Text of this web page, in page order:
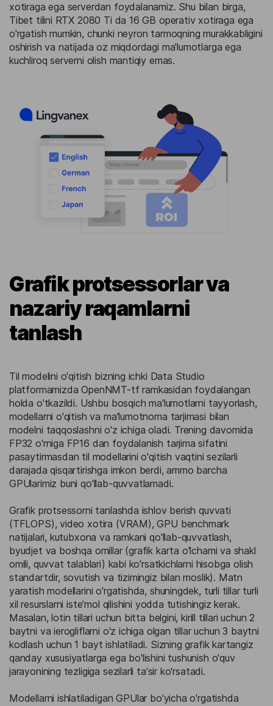
xotiraga ega serverdan foydalanamiz. Shu bilan birga,
Tibet tilini RTX 2080 Ti da 16 GB operativ xotiraga ega
o'rgatish mumkin, chunki neyron tarmoqning murakkabligini
oshirish va natijada oz miqdordagi ma'lumotlarga ega
kuchliroq serverni olish mantiqiy emas.
Grafik protsessorlar va
nazariy raqamlarni
tanlash
Til modelini o'qitish bizning ichki Data Studio
platformamizda OpenNMT-tf ramkasidan foydalangan
holda o'tkazildi. Ushbu bosqich ma'lumotlarni tayyorlash,
modellarni o'qitish va ma'lumotnoma tarjimasi bilan
modelni taqqoslashni o'z ichiga oladi. Trening davomida
FP32 o'rniga FP16 dan foydalanish tarjima sifatini
pasaytirmasdan til modellarini o'qitish vaqtini sezilarli
darajada qisqartirishga imkon berdi, ammo barcha
GPUlarimiz buni qo'llab-quvvatlamadi.
Grafik protsessorni tanlashda ishlov berish quvvati
(TFLOPS), video xotira (VRAM), GPU benchmark
natijalari, kutubxona va ramkani qo'llab-quvvatlash,
byudjet va boshqa omillar (grafik karta o'lchami va shakl
omili, quvvat talablari) kabi ko'rsatkichlarni hisobga olish
standartdir, sovutish va tizimingiz bilan moslik). Matn
yaratish modellarini o'rgatishda, shuningdek, turli tillar turli
xil resurslarni iste'mol qilishini yodda tutishingiz kerak.
Masalan, lotin tillari uchun bitta belgini, kirill tillari uchun 2
baytni va ierogliflarni o'z ichiga olgan tillar uchun 3 baytni
kodlash uchun 1 bayt ishlatiladi. Sizning grafik kartangiz
qanday xususiyatlarga ega bo'lishini tushunish o'quv
jarayonining tezligiga sezilarli ta'sir ko'rsatadi.
Modellarni ishlatiladigan GPUlar bo'yicha o'rgatishda